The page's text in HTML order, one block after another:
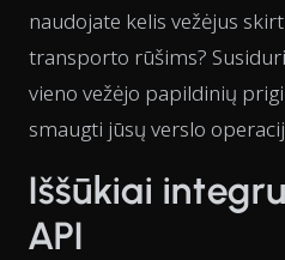
naudojate kelis vežėjus
transporto rūšims?
vieno vežėjo papildinių
smaugti jūsų verslo
Iššūkiai
API